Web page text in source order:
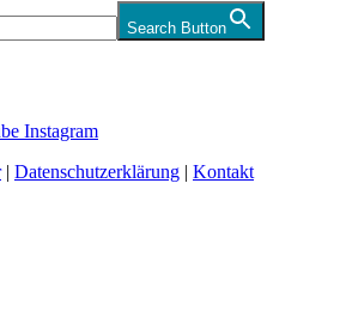
Search Button
Instagram
| Datenschutzerklärung | Kontakt